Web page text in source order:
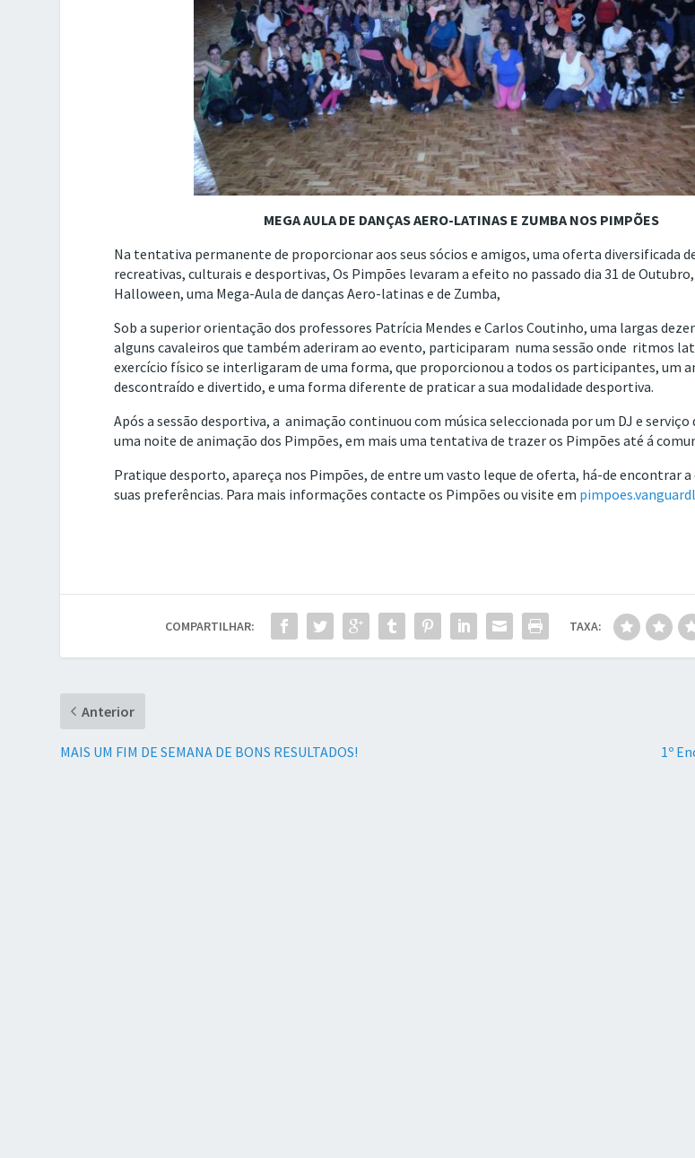
MEGA AULA DE DANÇAS AERO-LATINAS E ZUMBA NOS PIMPÕES
Na tentativa permanente de proporcionar aos seus sócios e amigos, uma oferta diversificada
recreativas, culturais e desportivas, Os Pimpões levaram a efeito no passado dia 31 de
Halloween, uma Mega-Aula de danças Aero-latinas e de Zumba,
Sob a superior orientação dos professores Patrícia Mendes e Carlos Coutinho, uma largas
alguns cavaleiros que também aderiram ao evento, participaram numa sessão onde ritmos
exercício físico se interligaram de uma forma, que proporcionou a todos os participantes, um
descontraído e divertido, e uma forma diferente de praticar a sua modalidade desportiva.
Após a sessão desportiva, a animação continuou com música seleccionada por um DJ e serviço
uma noite de animação dos Pimpões, em mais uma tentativa de trazer os Pimpões até á
Pratique desporto, apareça nos Pimpões, de entre um vasto leque de oferta, há-de encontrar a
suas preferências. Para mais informações contacte os Pimpões ou visite em
COMPARTILHAR: TAXA:
Anterior
MAIS UM FIM DE SEMANA DE BONS RESULTADOS! 1º